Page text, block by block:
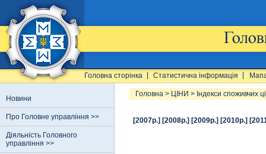
Головна сторінка Статистична інформація
Новини
Про Головне управління >>
Діяльність Головного
управління >>
Головна > ЦІНИ > Індекси споживчих
[2007р.] [2008р.] [2009р.] [2010р.]